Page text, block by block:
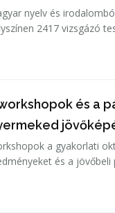
nyelv és
2417 vizsgázó
és a
a gyakorlati
és a jövőbeli